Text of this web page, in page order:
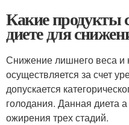
Какие продукты
диете для
Снижение лишнего веса и
осуществляется за счет
допускается
голодания. Данная диета
ожирения трех стадий.